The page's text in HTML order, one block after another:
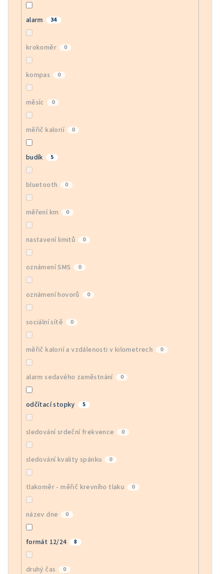
alarm 34
krokoměr 0
kompas 0
měsíc 0
měřič kalorií 0
budík 5
bluetooth 0
měření km 0
nastavení limitů 0
oznámení SMS 0
oznámení hovorů 0
sociální sítě 0
měřič kalorií a vzdálenosti v kilometrech 0
alarm sedavého zaměstnání 0
odčítací stopky 5
sledování srdeční frekvence 0
sledování kvality spánku 0
tlakoměr - měřič krevního tlaku 0
název dne 0
formát 12/24 8
druhý čas 0